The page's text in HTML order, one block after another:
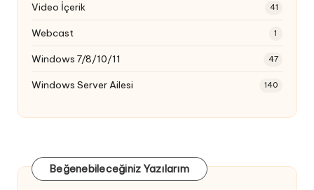
Video İçerik 41
Webcast 1
Windows 7/8/10/11 47
Windows Server Ailesi 140
Beğenebileceğiniz Yazılarım